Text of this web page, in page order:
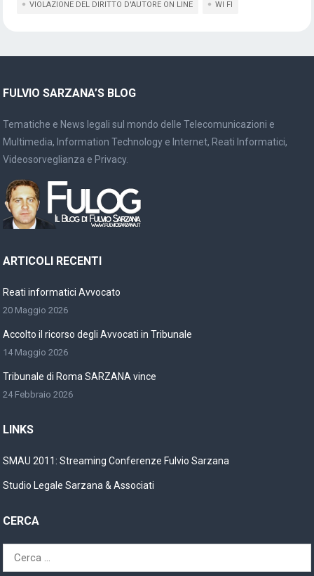
VIOLAZIONE DEL DIRITTO D'AUTORE ON LINE WI FI
FULVIO SARZANA’S BLOG
Tematiche e News legali sul mondo delle Telecomunicazioni e
Multimedia, Information Technology e Internet, Reati Informatici,
Videosorveglianza e Privacy.
ARTICOLI RECENTI
Reati informatici Avvocato
20 Maggio 2026
Accolto il ricorso degli Avvocati in Tribunale
14 Maggio 2026
Tribunale di Roma SARZANA vince
24 Febbraio 2026
LINKS
SMAU 2011: Streaming Conferenze Fulvio Sarzana
Studio Legale Sarzana & Associati
CERCA
Ricerca
per: